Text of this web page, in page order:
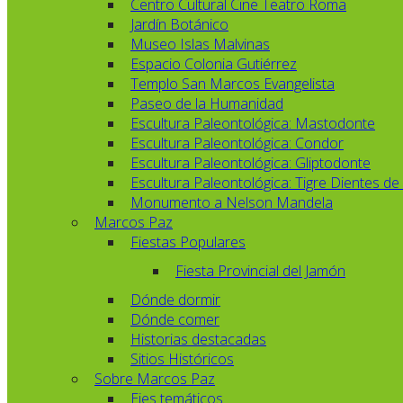
Centro Cultural Cine Teatro Roma
Jardín Botánico
Museo Islas Malvinas
Espacio Colonia Gutiérrez
Templo San Marcos Evangelista
Paseo de la Humanidad
Escultura Paleontológica: Mastodonte
Escultura Paleontológica: Condor
Escultura Paleontológica: Gliptodonte
Escultura Paleontológica: Tigre Dientes de
Monumento a Nelson Mandela
Marcos Paz
Fiestas Populares
Fiesta Provincial del Jamón
Dónde dormir
Dónde comer
Historias destacadas
Sitios Históricos
Sobre Marcos Paz
Ejes temáticos